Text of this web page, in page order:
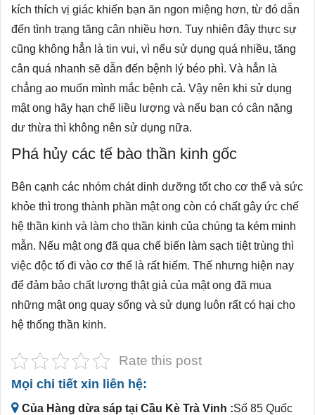
kích thích vị giác khiến bạn ăn ngon miệng hơn, từ đó dẫn
đến tình trạng tăng cân nhiều hơn. Tuy nhiên đây thực sự
cũng không hẳn là tin vui, vì nếu sử dụng quá nhiều, tăng
cân quá nhanh sẽ dẫn đến bệnh lý béo phì. Và hẳn là
chẳng ao muốn mình mắc bệnh cả. Vậy nên khi sử dụng
mật ong hãy hạn chế liều lượng và nếu bạn có cân nặng
dư thừa thì không nên sử dụng nữa.
Phá hủy các tế bào thần kinh gốc
Bên cạnh các nhóm chát dinh dưỡng tốt cho cơ thể và sức
khỏe thì trong thành phần mật ong còn có chất gây ức chế
hệ thần kinh và làm cho thần kinh của chúng ta kém minh
mẫn. Nếu mật ong đã qua chế biến làm sạch tiệt trùng thì
việc độc tố đi vào cơ thể là rất hiếm. Thế nhưng hiện nay
để đảm bảo chất lượng thật giả của mật ong đã mua
những mật ong quay sống và sử dụng luôn rất có hại cho
hệ thống thần kinh.
Rate this post
Mọi chi tiết xin liên hệ:
Của Hàng dừa sáp tại Cầu Kè Trà Vinh :Số 85 Quốc